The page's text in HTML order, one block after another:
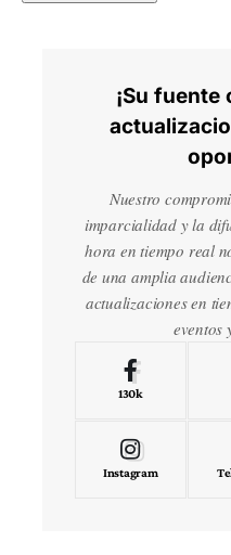
¡Su fuente
Nuestro
imparcialidad y la
hora en tiempo real
de una amplia
actualizaciones en
eventos
130k
Instagram